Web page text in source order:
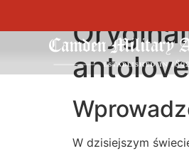
W dzisiejszym